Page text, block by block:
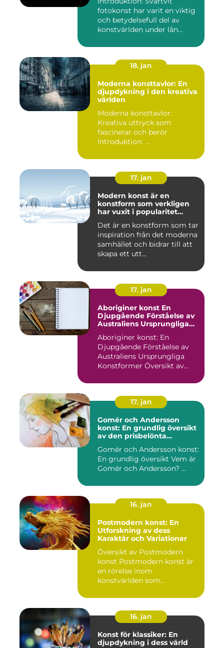
fotokonst har varit en viktig
och betydelsefull del av
konstvärlden under lån...
18. jan
Moderna konsttavlor: En
djupdykning i den kreativa
världen
Moderna konsttavlor:
Kreativa uttryck som
fascinerar och berör
Introduktion: ...
17. jan
Modern konst är en
konstform som verkligen
har vuxit i popularitet
decennierna
Det är en konstform som tar
inspiration från det moderna
samhället och bidrar till att
skapa ett utt...
17. jan
Aboriginer konst En
Djupgående Förståelse av
Australiens Ursprungliga
Aboriginer konst: En
Djupgående Förståelse av
Australiens Ursprungliga
Konstformer Översikt av
17. jan
Gomér och Andersson
konst: En grundlig översikt
av den prisbelönta
Gomér och Andersson konst:
En grundlig översikt Vem är
Gomér och Andersson? ...
16. jan
Postmodern konst: En
Utforskning av dess
Karaktär och Variationer
Översikt av Postmodern
konst Postmodern konst är
en rörelse inom
konstvärlden som
16. jan
Konst för klassiker: En
djupdykning i dess värld